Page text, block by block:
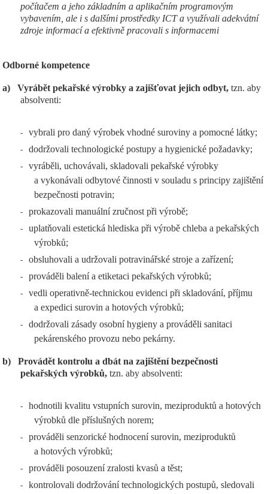
počítačem a jeho základním a aplikačním programovým
vybavením, ale i s dalšími prostředky ICT a využívali adekvátní
zdroje informací a efektivně pracovali s informacemi
Odborné kompetence
a) Vyrábět pekařské výrobky a zajišťovat jejich odbyt, tzn. aby
absolventi:
- vybrali pro daný výrobek vhodné suroviny a pomocné látky;
- dodržovali technologické postupy a hygienické požadavky;
-
vyráběli, uchovávali, skladovali pekařské výrobky
a vykonávali odbytové činnosti v souladu s principy zajištění
bezpečnosti potravin;
- prokazovali manuální zručnost při výrobě;
-
uplatňovali estetická hlediska při výrobě chleba a pekařských
výrobků;
- obsluhovali a udržovali potravinářské stroje a zařízení;
- prováděli balení a etiketaci pekařských výrobků;
-
vedli operativně-technickou evidenci při skladování, příjmu
a expedici surovin a hotových výrobků;
-
dodržovali zásady osobní hygieny a prováděli sanitaci
pekárenského provozu nebo pekárny.
b)
Provádět kontrolu a dbát na zajištění bezpečnosti
pekařských výrobků,tzn. aby absolventi:
-
hodnotili kvalitu vstupních surovin, meziproduktů a hotových
výrobků dle příslušných norem;
-
prováděli senzorické hodnocení surovin, meziproduktů
a hotových výrobků;
- prováděli posouzení zralosti kvasů a těst;
- kontrolovali dodržování technologických postupů, sledovali